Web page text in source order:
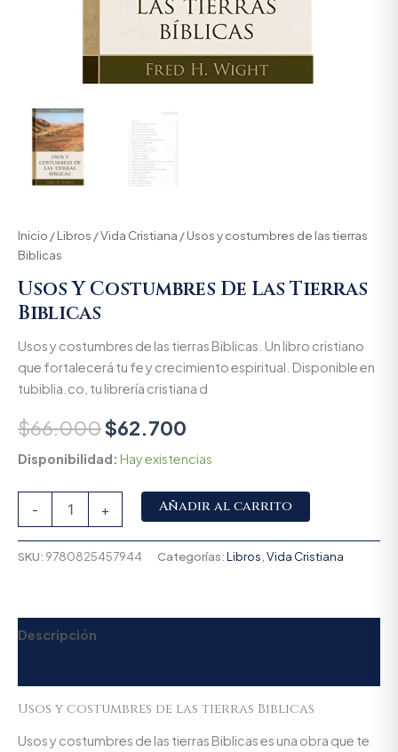
Inicio /Libros /Vida Cristiana / Usos y costumbres de las tierras
Biblicas
Usos Y Costumbres De Las Tierras
Biblicas
Usos y costumbres de las tierras Biblicas. Un libro cristiano
que fortalecerá tu fe y crecimiento espiritual. Disponible en
tubiblia.co, tu librería cristiana d
$66.000$62.700
Disponibilidad: Hay existencias
- + Añadir al carrito
SKU: 9780825457944 Categorías:Libros Vida Cristiana
Descripción
Usos y costumbres de las tierras Biblicas
Usos y costumbres de las tierras Biblicas es una obra que te